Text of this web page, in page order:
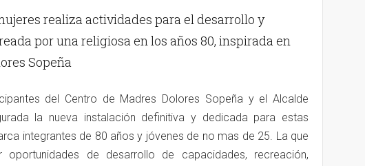
realiza actividades para el desarrollo y
por una religiosa en los años 80, inspirada en
Sopeña
del Centro de Madres Dolores Sopeña y el Alcalde
la nueva instalación definitiva y dedicada para estas
integrantes de 80 años y jóvenes de no mas de 25. La que
de desarrollo de capacidades, recreación,